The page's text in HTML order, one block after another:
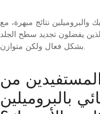
نتائج مبهرة، مع
يفضلون تجديد سطح الجلد
بشكل فعال ولكن متوازن.
من
بالبروميلين